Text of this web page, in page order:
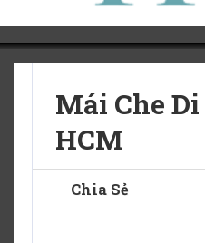
Mái Che
HCM
Chia Sẻ